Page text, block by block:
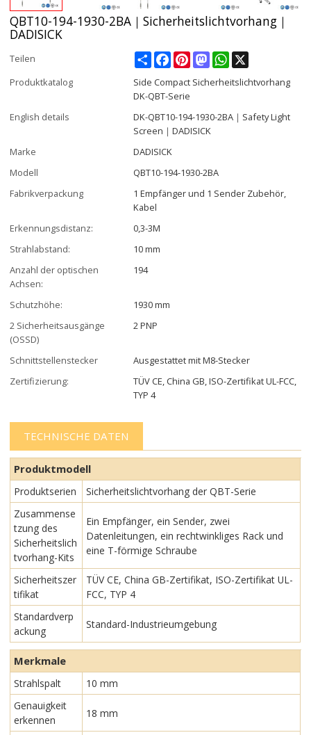
QBT10-194-1930-2BA｜Sicherheitslichtvorhang｜
DADISICK
Teilen ShareFacebookPinterestMastodonWhatsApp
Produktkatalog
Side Compact Sicherheitslichtvorhang
DK-QBT-Serie
English details
DK-QBT10-194-1930-2BA｜Safety Light
Screen｜DADISICK
Marke
DADISICK
Modell
QBT10-194-1930-2BA
Fabrikverpackung
1 Empfänger und 1 Sender Zubehör,
Kabel
Erkennungsdistanz:
0,3-3M
Strahlabstand:
10 mm
Anzahl der optischen
Achsen:
194
Schutzhöhe:
1930 mm
2 Sicherheitsausgänge
(OSSD)
2 PNP
Schnittstellenstecker
Ausgestattet mit M8-Stecker
Zertifizierung:
TÜV CE, China GB, ISO-Zertifikat UL-FCC,
TYP 4
TECHNISCHE DATEN
Produktmodell
Produktserien
Sicherheitslichtvorhang der QBT-Serie
Zusammense
tzung des
Sicherheitslich
tvorhang-Kits
Ein Empfänger, ein Sender, zwei
Datenleitungen, ein rechtwinkliges Rack und
eine T-förmige Schraube
Sicherheitszer
tifikat
TÜV CE, China GB-Zertifikat, ISO-Zertifikat UL-
FCC, TYP 4
Standardverp
ackung
Standard-Industrieumgebung
Merkmale
Strahlspalt
10 mm
Genauigkeit
erkennen
18 mm